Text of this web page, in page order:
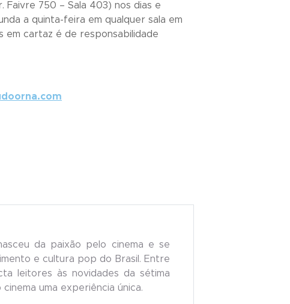
750 – Sala 403) nos dias e
a quinta-feira em qualquer sala em
em cartaz é de responsabilidade
da paixão pelo cinema e se
e cultura pop do Brasil. Entre
leitores às novidades da sétima
uma experiência única.